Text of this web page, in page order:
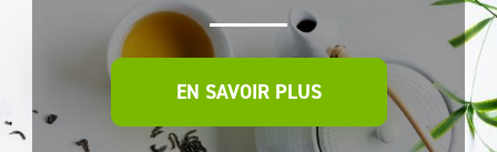
EN SAVOIR PLUS